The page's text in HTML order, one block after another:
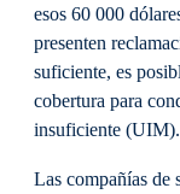
esos 60 000
presenten
suficiente, es
cobertura para
insuficiente (UIM).
Las compañías de